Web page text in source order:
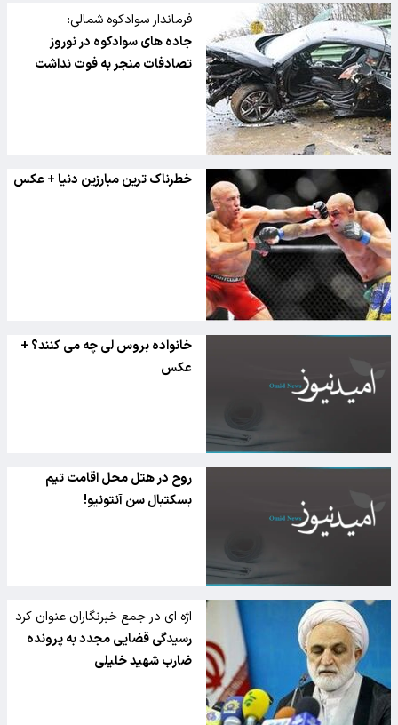
فرماندار سوادکوه شمالی:
جاده های سوادکوه در نوروز
تصادفات منجر به فوت نداشت
خطرناک ترین مبارزین دنیا + عکس
خانواده بروس لی چه می کنند؟ +
عکس
روح در هتل محل اقامت تیم
بسکتبال سن آنتونیو!
اژه ای در جمع خبرنگاران عنوان کرد
رسیدگی قضایی مجدد به پرونده
ضارب شهید خلیلی